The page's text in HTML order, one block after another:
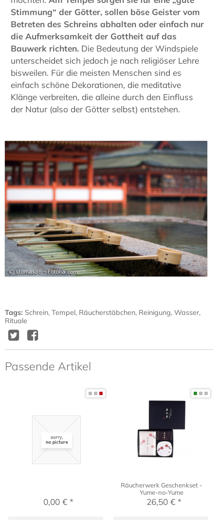
Stimmung“ der Götter, sollen böse Geister vom
Betreten des Schreins abhalten oder einfach nur
die Aufmerksamkeit der Gottheit auf das
Bauwerk richten. Die Bedeutung der Windspiele
unterscheidet sich jedoch je nach religiöser Lehre
bisweilen. Für die meisten Menschen sind es
einfach schöne Dekorationen, die meditative
Klänge verbreiten, die alleine durch den Einfluss
der Natur (also der Götter selbst) entstehen.
Tags: Schrein, Tempel, Räucherstäbchen, Reinigung, Wasser,
Rituale
TwitterFacebook
Passende Artikel
0,00 € *
Räucherwerk Geschenkset -
Yume-no-Yume
26,50 € *